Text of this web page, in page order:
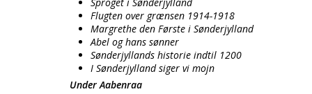
Flugten over grænsen 1914-1918
Margrethe den Første i Sønderjylland
Abel og hans sønner
Sønderjyllands historie indtil 1200
I Sønderjylland siger vi mojn
Under Aabenraa